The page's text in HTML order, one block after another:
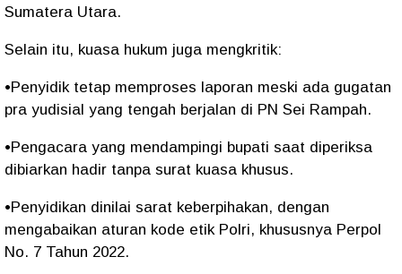
Sumatera Utara.
Selain itu, kuasa hukum juga mengkritik:
•Penyidik tetap memproses laporan meski ada gugatan
pra yudisial yang tengah berjalan di PN Sei Rampah.
•Pengacara yang mendampingi bupati saat diperiksa
dibiarkan hadir tanpa surat kuasa khusus.
•Penyidikan dinilai sarat keberpihakan, dengan
mengabaikan aturan kode etik Polri, khususnya Perpol
No. 7 Tahun 2022.